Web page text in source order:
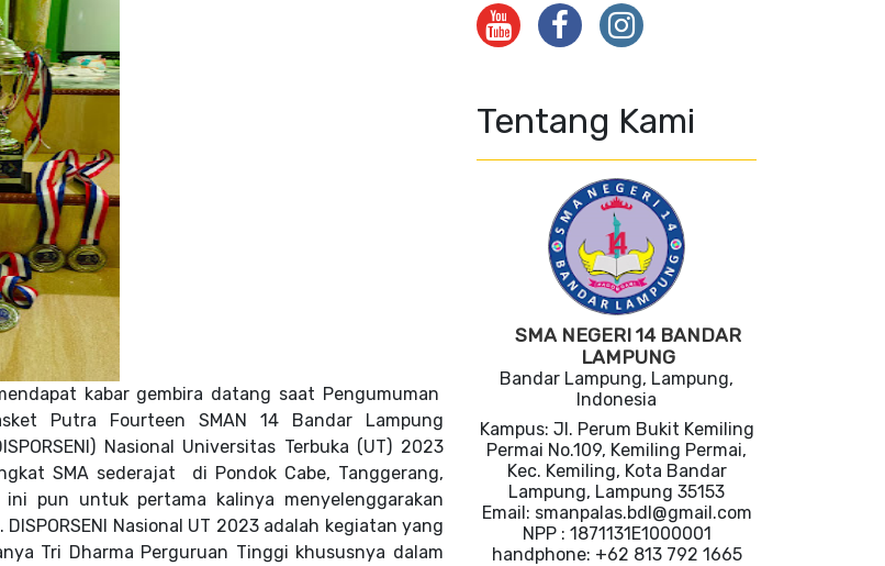
kabar gembira datang saat Pengumuman
Putra Fourteen SMAN 14 Bandar Lampung
Nasional Universitas Terbuka (UT) 2023
SMA sederajat
di Pondok Cabe, Tanggerang,
ini pun untuk pertama kalinya menyelenggarakan
DISPORSENI Nasional UT 2023 adalah kegiatan yang
Tri Dharma Perguruan Tinggi khususnya dalam
Tentang Kami
SMA NEGERI 14 BANDAR
LAMPUNG
Bandar Lampung, Lampung,
Indonesia
Kampus: Jl. Perum Bukit Kemiling
Permai No.109, Kemiling Permai,
Kec. Kemiling, Kota Bandar
Lampung, Lampung 35153
Email: smanpalas.bdl@gmail.com
NPP : 1871131E1000001
handphone: +62 813 792 1665